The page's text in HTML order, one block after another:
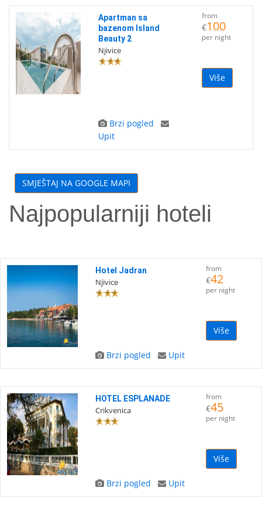
Apartman sa
bazenom Island
Beauty 2
Njivice
Brzi pogled
Upit
from
€100
per night
Više
SMJEŠTAJ NA GOOGLE MAPI
Najpopularniji hoteli
Hotel Jadran
Njivice
Brzi pogled Upit
from
€42
per night
Više
HOTEL ESPLANADE
Crikvenica
Brzi pogled Upit
from
€45
per night
Više